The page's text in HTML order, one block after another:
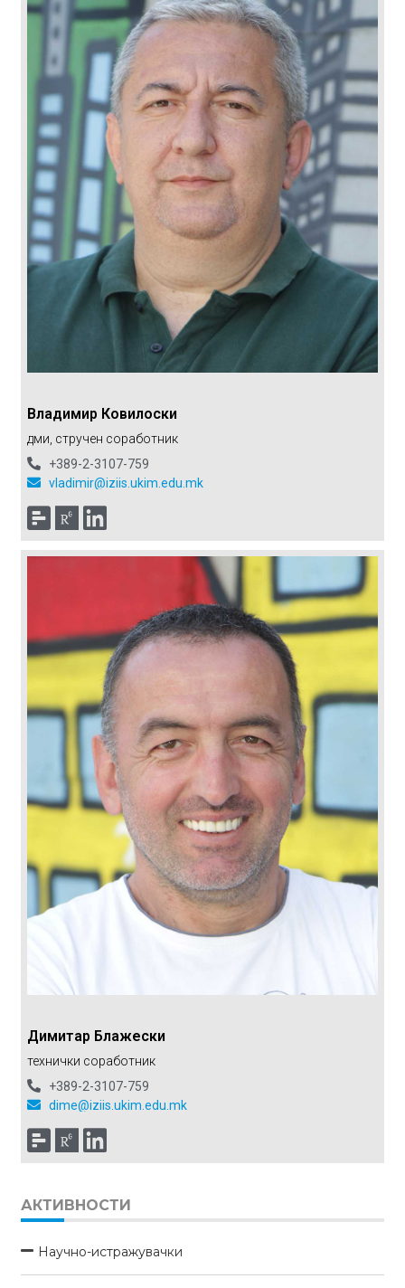
Владимир Ковилоски
дми, стручен соработник
+389-2-3107-759
vladimir@iziis.ukim.edu.mk
Димитар Блажески
технички соработник
+389-2-3107-759
dime@iziis.ukim.edu.mk
АКТИВНОСТИ
Научно-истражувачки